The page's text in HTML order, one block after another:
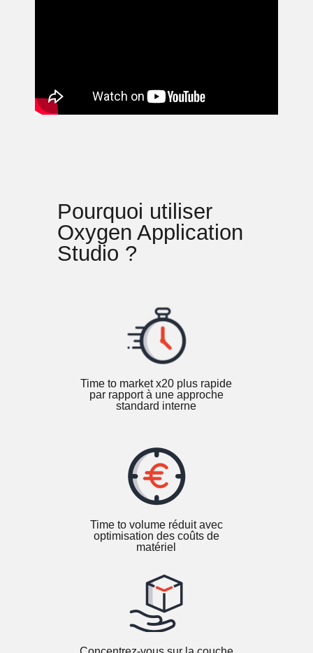
Pourquoi utiliser
Oxygen Application
Studio ?
Time to market x20 plus rapide
par rapport à une approche
standard interne
Time to volume réduit avec
optimisation des coûts de
matériel